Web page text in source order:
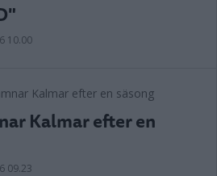
10.00
Kalmar efter en
09.23